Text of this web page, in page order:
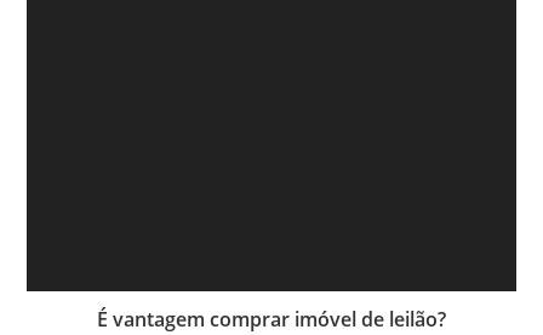
É vantagem comprar imóvel de leilão?